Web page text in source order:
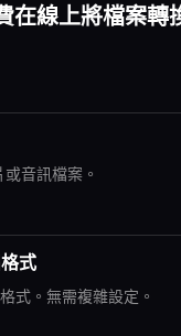
在線上將檔案轉
音訊檔案。
式
式。無需複雜設定。